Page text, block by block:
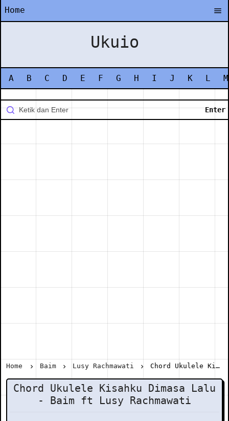
Home
Ukuio
A B C D E F G H I J K L M
Home Baim Lusy Rachmawati Chord Ukulele Kisahku Dimasa Lalu - Baim ft Lusy Rachmawati
Chord Ukulele Kisahku Dimasa Lalu
- Baim ft Lusy Rachmawati